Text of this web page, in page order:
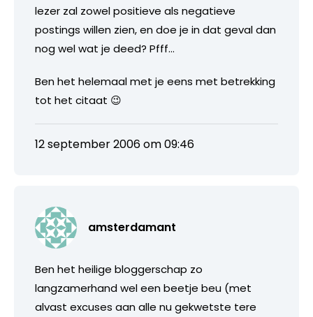
lezer zal zowel positieve als negatieve
postings willen zien, en doe je in dat geval dan
nog wel wat je deed? Pfff…
Ben het helemaal met je eens met betrekking
tot het citaat 😉
12 september 2006 om 09:46
amsterdamant
Ben het heilige bloggerschap zo
langzamerhand wel een beetje beu (met
alvast excuses aan alle nu gekwetste tere